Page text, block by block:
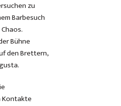
zu
Barbesuch
Bühne
den Brettern,
Kontakte